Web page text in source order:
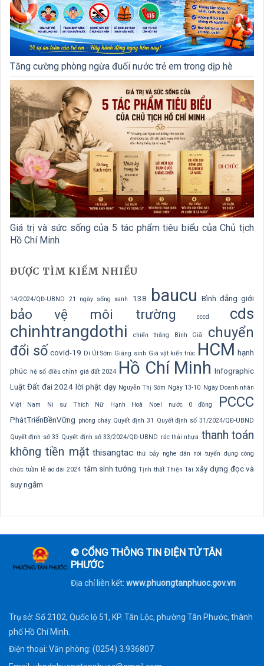
Tăng cường phòng ngừa đuối nước trẻ em trong dịp hè
Giá trị và sức sống của 5 tác phẩm tiêu biểu của Chủ tịch
Hồ Chí Minh
ĐƯỢC TÌM KIẾM NHIỀU
14/2024/QĐ-UBND 21 ngày sống xanh 138 baucu Bình đẳng giới
bảo vệ môi trường cccd cds
chinhtrangdothi chiến thắng Bình Giã
chuyển
đổi số covid-19 Dì Út Sớm Giáng sinh Giá vật kiến trúc HCM hạnh
phúc hệ số điều chỉnh giá đất 2024 Hồ Chí Minh Infographic
Luật Đất đai 2024 lời phật dạy Nguyễn Thị Sớm Ngày 13-10 Ngày Doanh nhân
Việt Nam Ni sư Thích Nữ Hạnh Hoà Noel nước 0 đồng PCCC
PhátTriểnBềnVững phòng cháy Quyết định 31 Quyết định số 31/2024/QĐ-UBND
Quyết định số 33 Quyết định số 33/2024/QĐ-UBND rác thải nhựa thanh toán
không tiền mặt thisangtac thứ bảy nghe dân nói tuyển dụng công
chức tuần lễ áo dài 2024 tâm sinh tướng Tịnh thất Thiện Tài xây dựng đọc và
suy ngẫm
© CỔNG THÔNG TIN ĐIỆN TỬ TÂN
PHƯỚC
Địa chỉ liên kết: www.phuongtanphuoc.gov.vn
Trụ sở: Số 2102, Quốc lộ 51, KP. Tân Lộc, phường Tân Phước, thành
phố Hồ Chí Minh.
Điện thoại: Văn phòng: (0254) 3.936807